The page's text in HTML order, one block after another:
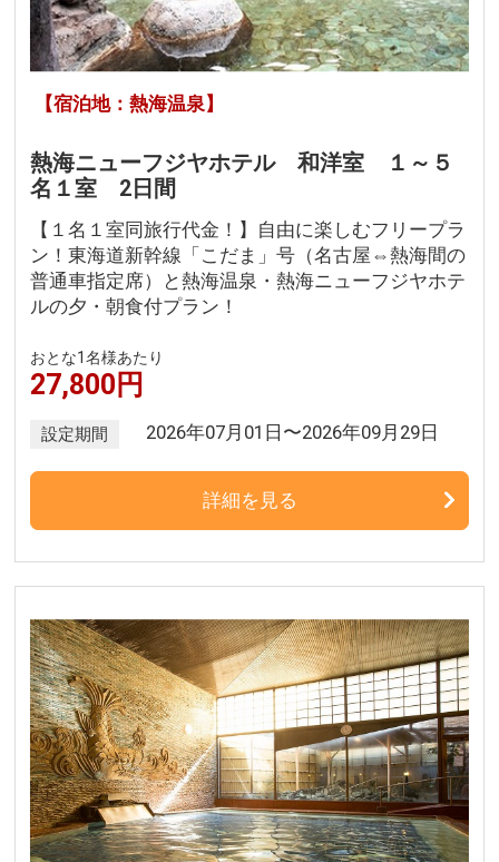
【宿泊地：熱海温泉】
熱海ニューフジヤホテル 和洋室 １～５
名１室 2日間
【１名１室同旅行代金！】自由に楽しむフリープラ
ン！東海道新幹線「こだま」号（名古屋⇔熱海間の
普通車指定席）と熱海温泉・熱海ニューフジヤホテ
ルの夕・朝食付プラン！
おとな1名様あたり
27,800円
設定期間 2026年07月01日〜2026年09月29日
詳細を見る